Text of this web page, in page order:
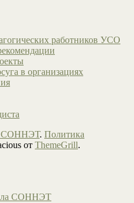
работников УСО
в организациях
СОННЭТ. Политика
от ThemeGrill.
СОННЭТ